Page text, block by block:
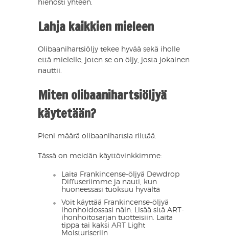
hienosti yhteen.
Lahja kaikkien mieleen
Olibaanihartsiöljy tekee hyvää sekä iholle
että mielelle, joten se on öljy, josta jokainen
nauttii.
Miten olibaanihartsiöljyä
käytetään?
Pieni määrä olibaanihartsia riittää.
Tässä on meidän käyttövinkkimme:
Laita Frankincense-öljyä Dewdrop
Diffuseriimme ja nauti, kun
huoneessasi tuoksuu hyvältä
Voit käyttää Frankincense-öljyä
ihonhoidossasi näin: Lisää sitä ART-
ihonhoitosarjan tuotteisiin. Laita
tippa tai kaksi ART Light
Moisturiseriin